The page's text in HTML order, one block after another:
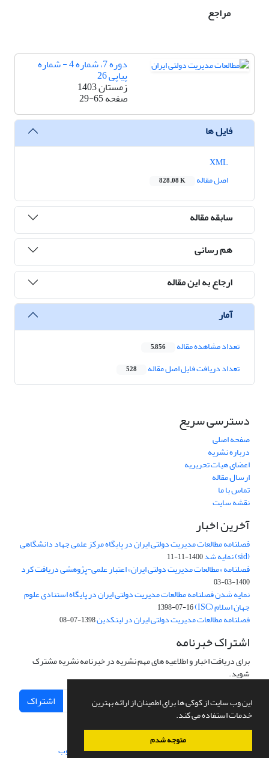
این وب سایت از کوکی ها برای اطمینان از ارائه بهترین
خدمات استفاده می کند.
متوجه شدم
مراجع
دوره 7، شماره 4 - شماره
پیاپی 26
زمستان 1403
صفحه29-65
فایل ها
اصل مقاله
828.08 K
سابقه مقاله
هم رسانی
ارجاع به این مقاله
آمار
تعداد مشاهده مقاله 5,856
تعداد دریافت فایل اصل مقاله 528
دسترسی سریع
صفحه اصلی
درباره نشریه
اعضای هیات تحریریه
ارسال مقاله
تماس با ما
نقشه سایت
آخرین اخبار
فصلنامه مطالعات مدیریت دولتی ایران در پایگاه مرکز علمی جهاد دانشگاهی
(sid) نمایه شد 1400-11-11
فصلنامه «مطالعات مدیریت دولتی ایران» اعتبار علمی-پژوهشی دریافت کرد
1400-03-03
نمایه شدن فصلنامه مطالعات مدیریت دولتی ایران در پایگاه استنادی علوم
جهان اسلام (ISC) 1398-07-16
فصلنامه مطالعات مدیریت دولتی ایران در لینکدین1398-07-08
اشتراک خبرنامه
برای دریافت اخبار و اطلاعیه های مهم نشریه در خبرنامه نشریه مشترک
شوید.
اشتراک
سامانه مدیریت نشریات علمی.طراحی و پیاده سازی از سیناوب